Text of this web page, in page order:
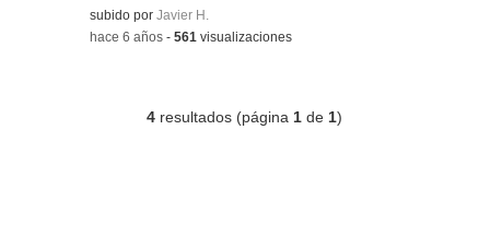
subido porJavier H.
-hace 6 años -561 visualizaciones
4 resultados (página 1 de 1)